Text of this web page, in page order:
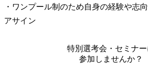
・ワンプール制のため自身の経験や志
アサイン
特別選考会・セミナー
参加しませんか？